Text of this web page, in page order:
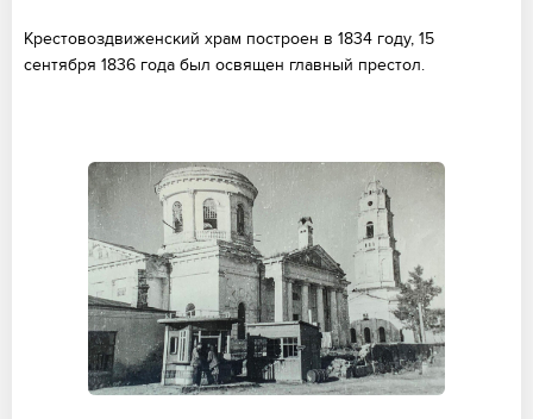
Крестовоздвиженский храм построен в 1834 году, 15
сентября 1836 года был освящен главный престол.